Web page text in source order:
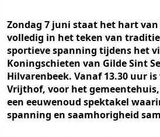
Zondag 7 juni staat het hart
volledig in het teken van
sportieve spanning tijdens het
Koningschieten van Gilde Sint
Hilvarenbeek. Vanaf 13.30 uur
Vrijthof, voor het
een eeuwenoud spektakel
spanning en saamhorigheid